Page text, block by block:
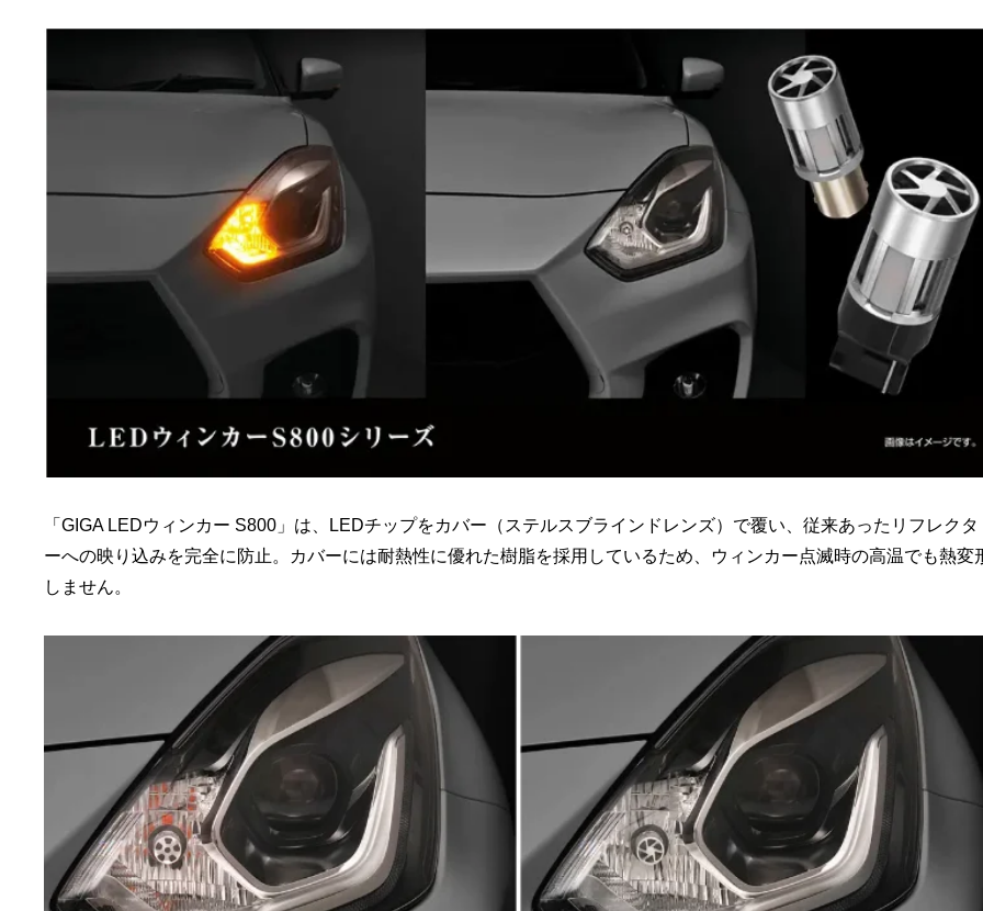
「GIGA LEDウィンカー S800」は、LEDチップをカバー（ステルスブラインドレンズ）で覆い、従来あったリフレクタ
ーへの映り込みを完全に防止。カバーには耐熱性に優れた樹脂を採用しているため、ウィンカー点滅時の高温でも熱変
しません。